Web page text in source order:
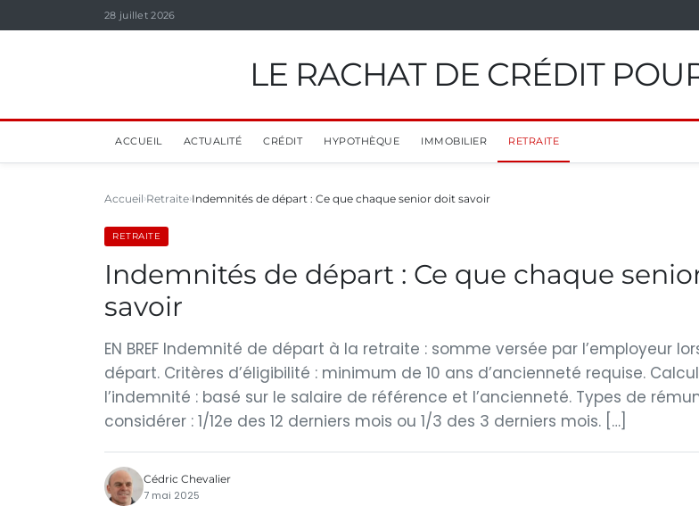
28 juillet 2026
LE RACHAT DE CRÉDIT
ACCUEIL ACTUALITÉ CRÉDIT HYPOTHÈQUE IMMOBILIER RETRAITE
Accueil Retraite Indemnités de départ : Ce que chaque senior doit savoir
RETRAITE
Indemnités de départ : Ce que chaque
savoir
EN BREF Indemnité de départ à la retraite : somme versée par l’employeur
départ. Critères d’éligibilité : minimum de 10 ans d’ancienneté requise.
l’indemnité : basé sur le salaire de référence et l’ancienneté. Types de
considérer : 1/12e des 12 derniers mois ou 1/3 des 3 derniers mois. […]
Cédric Chevalier
7 mai 2025